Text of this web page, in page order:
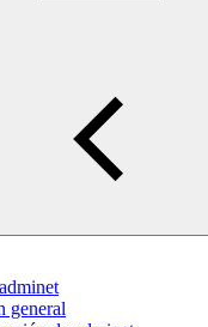
general